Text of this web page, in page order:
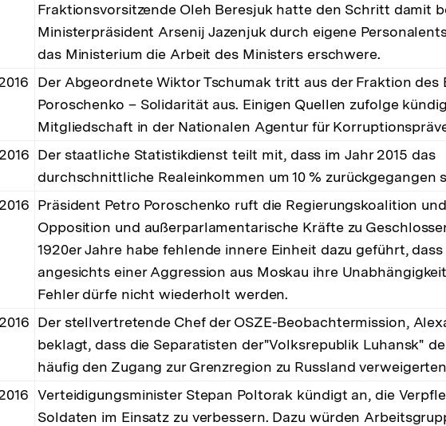
Fraktionsvorsitzende Oleh Beresjuk hatte den Schritt damit
Ministerpräsident Arsenij Jazenjuk durch eigene
das Ministerium die Arbeit des Ministers erschwere.
Der Abgeordnete Wiktor Tschumak tritt aus der Fraktion des
Poroschenko – Solidarität aus. Einigen Quellen zufolge
Mitgliedschaft in der Nationalen Agentur für
Der staatliche Statistikdienst teilt mit, dass im Jahr 2015 das
durchschnittliche Realeinkommen um 10 % zurückgegangen
Präsident Petro Poroschenko ruft die Regierungskoalition
Opposition und außerparlamentarische Kräfte zu
1920er Jahre habe fehlende innere Einheit dazu geführt,
angesichts einer Aggression aus Moskau ihre
Fehler dürfe nicht wiederholt werden.
Der stellvertretende Chef der OSZE-Beobachtermission,
beklagt, dass die Separatisten der"Volksrepublik Luhansk"
häufig den Zugang zur Grenzregion zu Russland
Verteidigungsminister Stepan Poltorak kündigt an, die
Soldaten im Einsatz zu verbessern. Dazu würden